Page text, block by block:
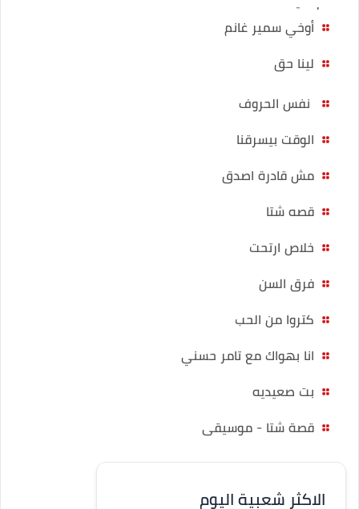
سليمة
أوخي سمير غانم
لينا حق
نفس الحروف
الوقت بيسرقنا
مش قادرة اصدق
قصه شتا
خلاص ارتحت
فرق السن
كتروا من الحب
انا بهواك مع تامر حسني
بت صعيديه
قصة شتا - موسيقى
الاكثر شعبية اليوم